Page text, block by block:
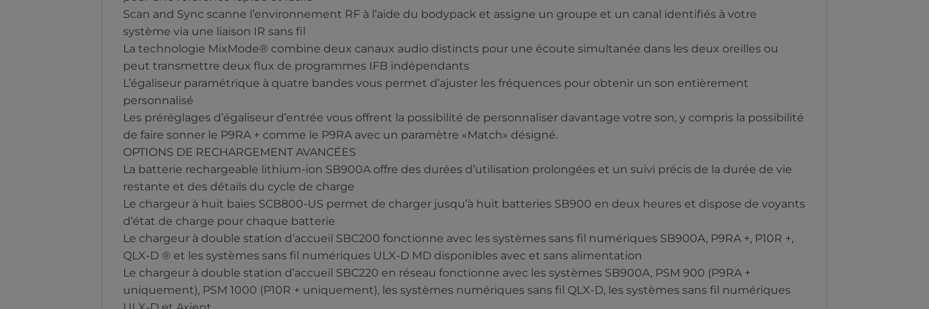
Scan and Sync scanne l’environnement RF à l’aide du bodypack et assigne un groupe et un canal identifiés à votre
système via une liaison IR sans fil
La technologie MixMode® combine deux canaux audio distincts pour une écoute simultanée dans les deux oreilles ou
peut transmettre deux flux de programmes IFB indépendants
L’égaliseur paramétrique à quatre bandes vous permet d’ajuster les fréquences pour obtenir un son entièrement
personnalisé
Les préréglages d’égaliseur d’entrée vous offrent la possibilité de personnaliser davantage votre son, y compris la possibilité
de faire sonner le P9RA + comme le P9RA avec un paramètre «Match» désigné.
OPTIONS DE RECHARGEMENT AVANCÉES
La batterie rechargeable lithium-ion SB900A offre des durées d’utilisation prolongées et un suivi précis de la durée de vie
restante et des détails du cycle de charge
Le chargeur à huit baies SCB800-US permet de charger jusqu’à huit batteries SB900 en deux heures et dispose de voyants
d’état de charge pour chaque batterie
Le chargeur à double station d’accueil SBC200 fonctionne avec les systèmes sans fil numériques SB900A, P9RA +, P10R +,
QLX-D ® et les systèmes sans fil numériques ULX-D MD disponibles avec et sans alimentation
Le chargeur à double station d’accueil SBC220 en réseau fonctionne avec les systèmes SB900A, PSM 900 (P9RA +
uniquement), PSM 1000 (P10R + uniquement), les systèmes numériques sans fil QLX-D, les systèmes sans fil numériques